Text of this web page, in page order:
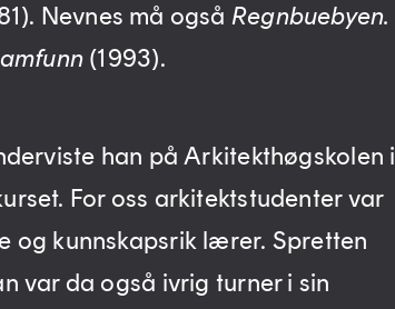
Nevnes må også Regnbuebyen.
(1993).
han på Arkitekthøgskolen i
For oss arkitektstudenter var
og kunnskapsrik lærer. Spretten
var da også ivrig turner i sin